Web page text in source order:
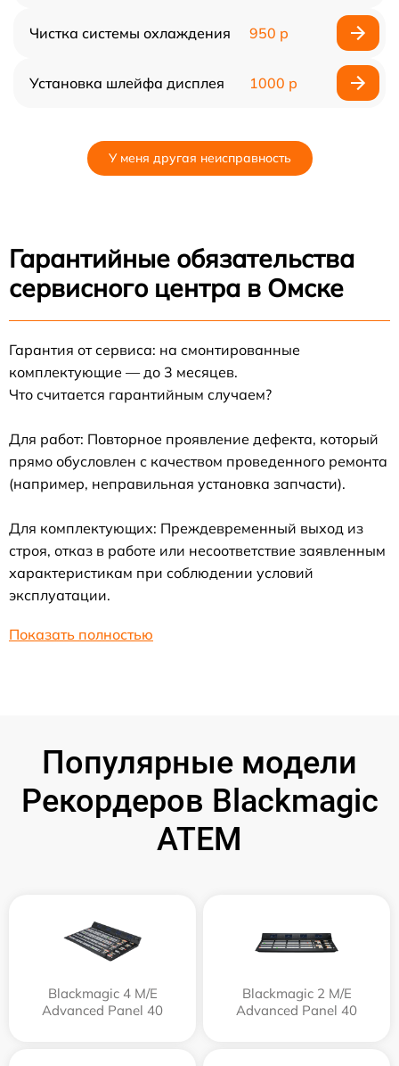
Чистка системы охлаждения 950 р
Установка шлейфа дисплея 1000 р
У меня другая неисправность
Гарантийные обязательства
сервисного центра в Омске
Гарантия от сервиса: на смонтированные
комплектующие — до 3 месяцев.
Что считается гарантийным случаем?
Для работ: Повторное проявление дефекта, который
прямо обусловлен с качеством проведенного ремонта
(например, неправильная установка запчасти).
Для комплектующих: Преждевременный выход из
строя, отказ в работе или несоответствие заявленным
характеристикам при соблюдении условий
эксплуатации.
Показать полностью
Популярные модели
Рекордеров Blackmagic
ATEM
Blackmagic 4 M/E
Advanced Panel 40
Blackmagic 2 M/E
Advanced Panel 40